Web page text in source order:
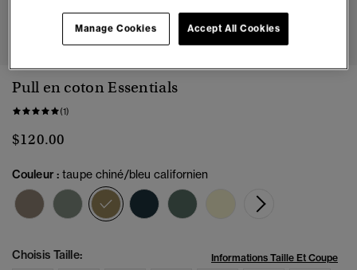
4 5
Pull en coton Essentials
(1)
$120.00
Couleur :taupe chiné/bleu californien
sélectionné
Choisis Taille: Informations Taille Et Coupe
Accept All Cookies
Manage Cookies